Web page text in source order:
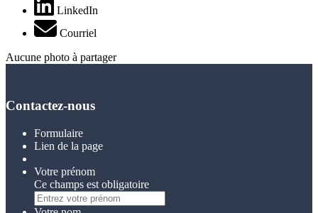
LinkedIn
Courriel
Aucune photo à partager
Contactez-nous
Formulaire
Lien de la page
Votre prénom
Ce champs est obligatoire